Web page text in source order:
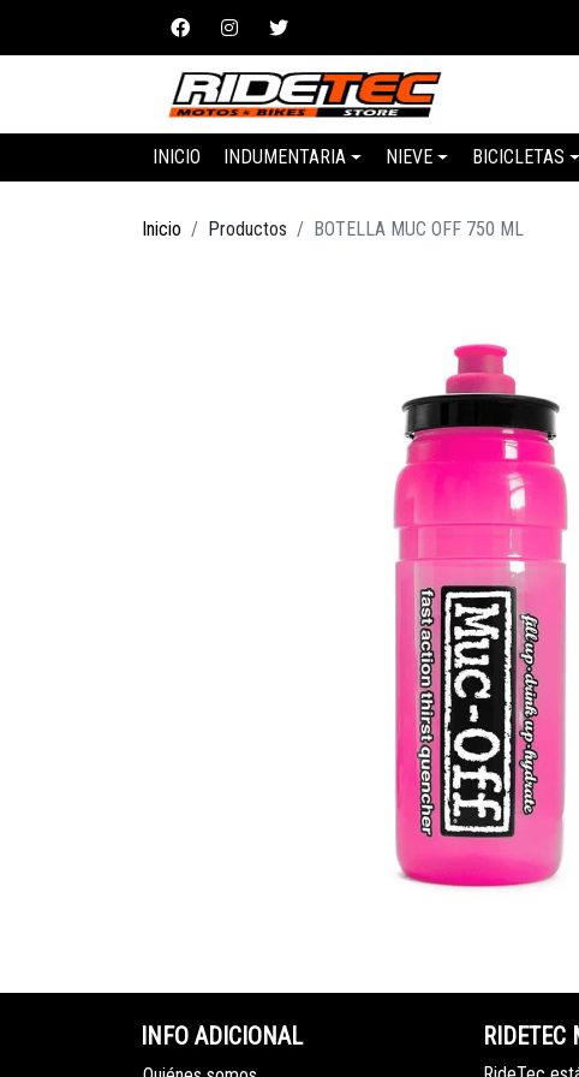
INICIO INDUMENTARIA NIEVE BICICLETAS
Inicio Productos BOTELLA MUC OFF 750 ML
INFO ADICIONAL RIDETEC